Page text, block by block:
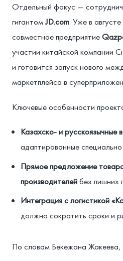
Отдельный фокус —
гигантомJD.com. Уже в
совместное предприятие
участии китайской компании
и готовится запуск нового
маркетплейса в
Ключевые особенности
Казахско- и русскоязычные
адаптированные
Прямое предложение
производителейбез лишних
Интеграция с логистикой
должно сократить сроки и
По словам Бекежана Жакеева,